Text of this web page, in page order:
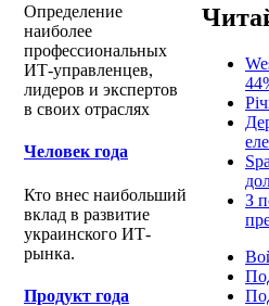
Определение
наиболее
профессиональных
ИТ-управленцев,
лидеров и экспертов
в своих отраслях
Человек года
Кто внес наибольший
вклад в развитие
украинского ИТ-
рынка.
Продукт года
З